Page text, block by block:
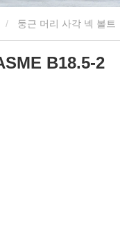
B18.5-2